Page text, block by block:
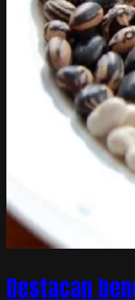
Destacan